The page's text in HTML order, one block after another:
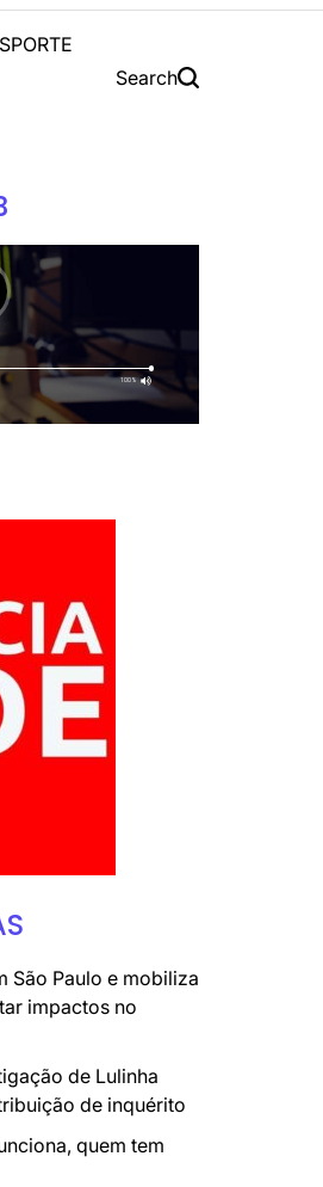
Search
São Paulo e mobiliza
impactos no
de Lulinha
de inquérito
quem tem